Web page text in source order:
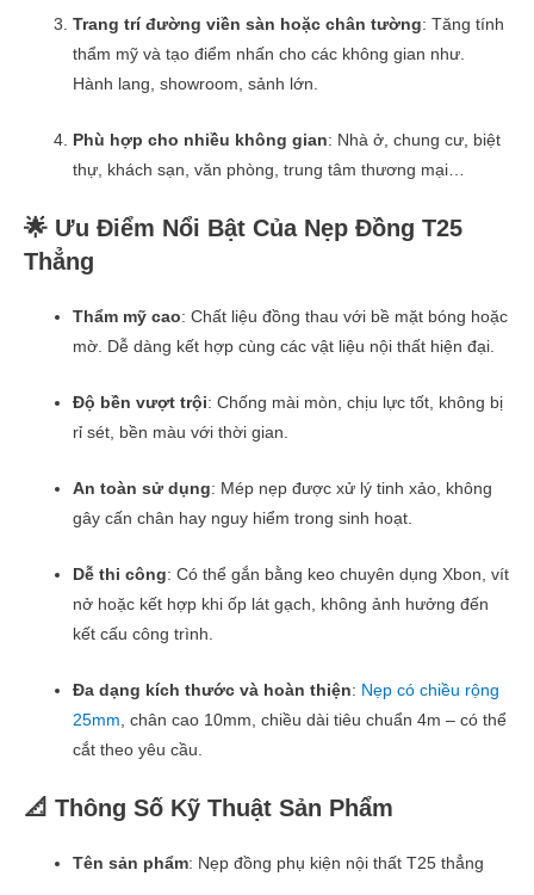
Trang trí đường viền sàn hoặc chân tường: Tăng tính
thẩm mỹ và tạo điểm nhấn cho các không gian như.
Hành lang, showroom, sảnh lớn.
Phù hợp cho nhiều không gian: Nhà ở, chung cư, biệt
thự, khách sạn, văn phòng, trung tâm thương mại…
🌟 Ưu Điểm Nổi Bật Của Nẹp Đồng T25
Thẳng
Thẩm mỹ cao: Chất liệu đồng thau với bề mặt bóng hoặc
mờ. Dễ dàng kết hợp cùng các vật liệu nội thất hiện đại.
Độ bền vượt trội: Chống mài mòn, chịu lực tốt, không bị
rỉ sét, bền màu với thời gian.
An toàn sử dụng: Mép nẹp được xử lý tinh xảo, không
gây cấn chân hay nguy hiểm trong sinh hoạt.
Dễ thi công: Có thể gắn bằng keo chuyên dụng Xbon, vít
nở hoặc kết hợp khi ốp lát gạch, không ảnh hưởng đến
kết cấu công trình.
Đa dạng kích thước và hoàn thiện: Nẹp có chiều rộng
25mm , chân cao 10mm, chiều dài tiêu chuẩn 4m – có thể
cắt theo yêu cầu.
📐 Thông Số Kỹ Thuật Sản Phẩm
Tên sản phẩm: Nẹp đồng phụ kiện nội thất T25 thẳng